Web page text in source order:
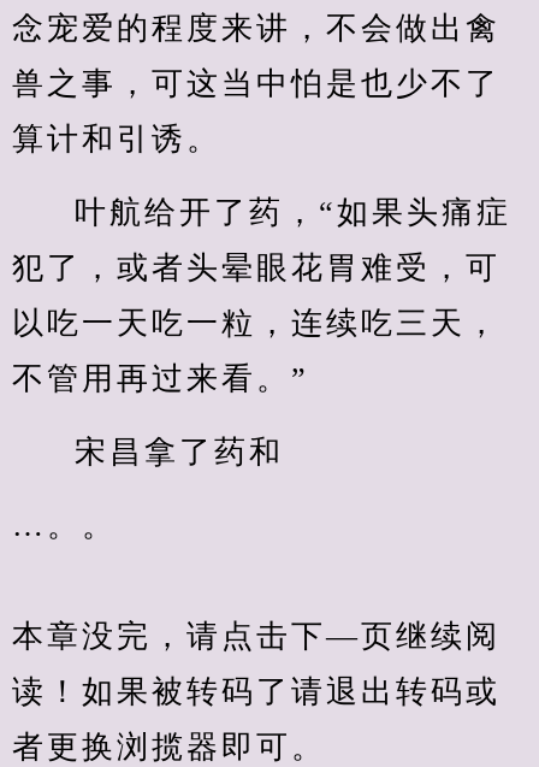
念宠爱的程度来讲，不会做出禽
兽之事，可这当中怕是也少不了
算计和引诱。
叶航给开了药，“如果头痛症
犯了，或者头晕眼花胃难受，可
以吃一天吃一粒，连续吃三天，
不管用再过来看。”
宋昌拿了药和
…。。
本章没完，请点击下—页继续阅
读！如果被转码了请退出转码或
者更换浏揽器即可。